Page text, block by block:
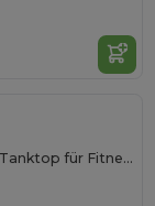
Aruba Damen Sportliches Tanktop für Fitness